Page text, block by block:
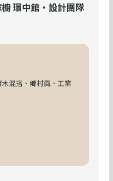
環中館・設計團隊
混搭、鄉村風、工業